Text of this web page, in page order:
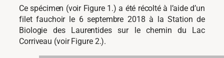
Ce spécimen (voir Figure 1.) a été récolté à l’aide d’un
filet fauchoir le 6 septembre 2018 à la Station de
Biologie des Laurentides sur le chemin du Lac
Corriveau (voir Figure 2.).